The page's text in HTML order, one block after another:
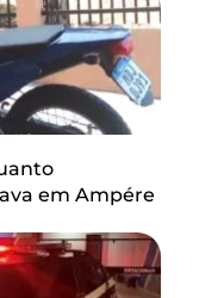
em Ampére